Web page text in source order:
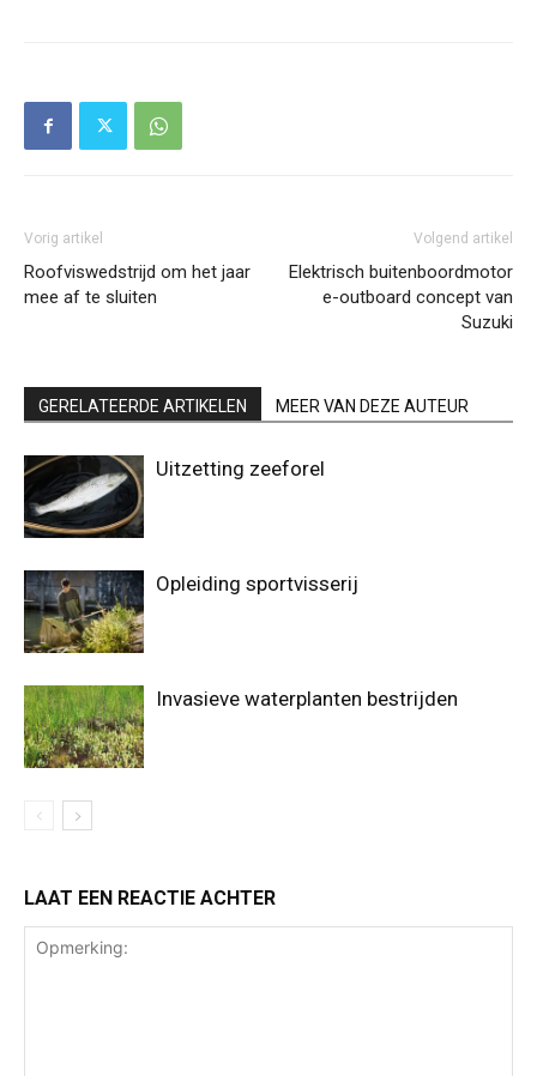
Vorig artikel
Roofviswedstrijd om het jaar
mee af te sluiten
Volgend artikel
Elektrisch buitenboordmotor
e-outboard concept van
Suzuki
GERELATEERDE ARTIKELEN MEER VAN DEZE AUTEUR
Uitzetting zeeforel
Opleiding sportvisserij
Invasieve waterplanten bestrijden
LAAT EEN REACTIE ACHTER